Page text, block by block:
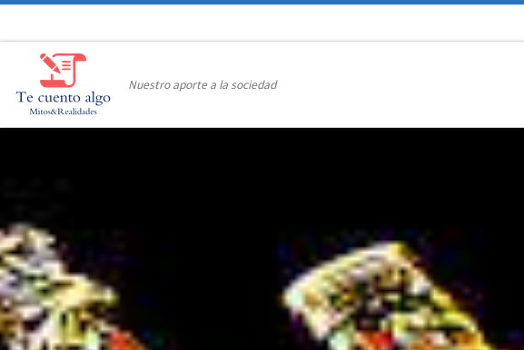
Nuestro aporte a la sociedad